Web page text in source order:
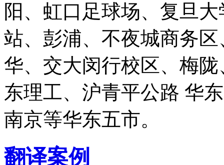
阳、虹口足球场、复旦
站、彭浦、不夜城商务
华、交大闵行校区、梅
东理工、沪青平公路 华
南京等华东五市。
翻译案例